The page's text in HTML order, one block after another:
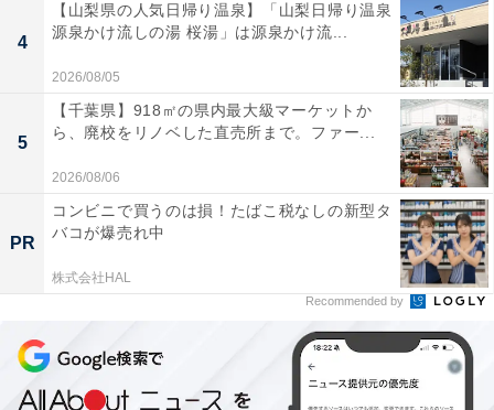
檜露天風呂「星の森」は木の香りが心地よく、秩父
の自然の中でゆっくりと浸かれました。お湯もやわ
らかくてお肌がしっとりとなり、日頃の疲れがすっ
かり癒されました。
岩盤浴は追加300円でマイナスイオンたっぷりの鉱
石の上に横になれて、全身からじわじわと汗が出て
きてデトックス感がありました。大浴場との組み合
4
【山梨県の人気日帰り温泉】「山梨日帰り温泉
源泉かけ流しの湯 桜湯」は源泉かけ流...
2026/08/05
5
【千葉県】918㎡の県内最大級マーケットか
ら、廃校をリノベした直売所まで。ファー...
2026/08/06
PR
コンビニで買うのは損！たばこ税なしの新型タ
バコが爆売れ中
株式会社HAL
Recommended by